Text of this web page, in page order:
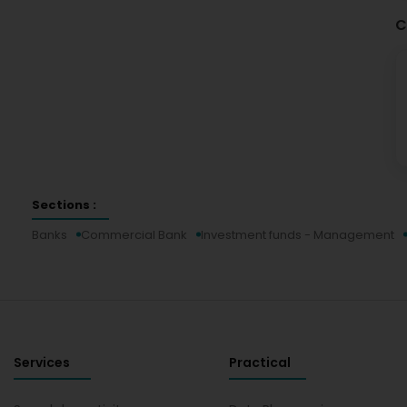
Sections :
Banks
Commercial Bank Investment funds - Management
Services Practical